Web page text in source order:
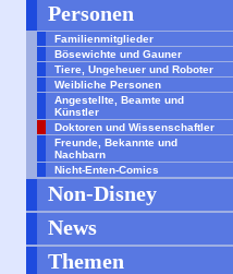
Personen
Familienmitglieder
Bösewichte und Gauner
Tiere, Ungeheuer und Roboter
Weibliche Personen
Angestellte, Beamte und
Künstler
Doktoren und Wissenschaftler
Freunde, Bekannte und
Nachbarn
Nicht-Enten-Comics
Non-Disney
News
Themen